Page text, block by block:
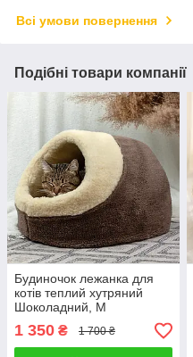
Всі умови повернення
Подібні товари компанії
Будиночок лежанка для
котів теплий хутряний
Шоколадний, M
1 350 ₴ 1 700 ₴